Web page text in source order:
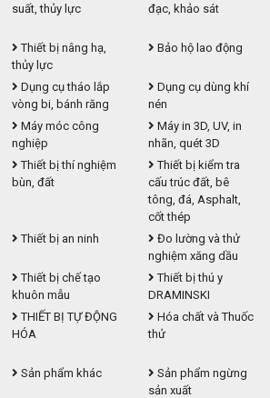
suất, thủy lực
đạc, khảo sát
Thiết bị nâng hạ,
thủy lực
Bảo hộ lao động
Dụng cụ tháo lắp
vòng bi, bánh răng
Dụng cụ dùng khí
nén
Máy móc công
nghiệp
Máy in 3D, UV, in
nhãn, quét 3D
Thiết bị thí nghiệm
bùn, đất
Thiết bị kiểm tra
cấu trúc đất, bê
tông, đá, Asphalt,
cốt thép
Thiết bị an ninh
Đo lường và thử
nghiệm xăng dầu
Thiết bị chế tạo
khuôn mẫu
Thiết bị thú y
DRAMINSKI
THIẾT BỊ TỰ ĐỘNG
HÓA
Hóa chất và Thuốc
thử
Sản phẩm khác
Sản phẩm ngừng
sản xuất